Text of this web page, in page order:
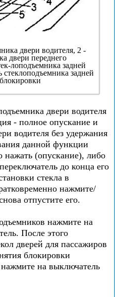
двери водителя, 2 -
двери переднего
лоподъемника задней
задней
двери водителя
- полное опускание и
водителя без удержания
данной функции
нажать (опускание), либо
до конца его
стекла в
нажмите/
отпустите его.
нажмите на
После этого
дверей для пассажиров
блокировки
на выключатель